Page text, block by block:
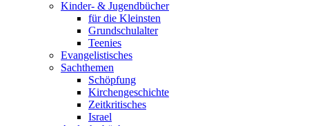
Kinder- & Jugendbücher
für die Kleinsten
Grundschulalter
Teenies
Evangelistisches
Sachthemen
Schöpfung
Kirchengeschichte
Zeitkritisches
Israel